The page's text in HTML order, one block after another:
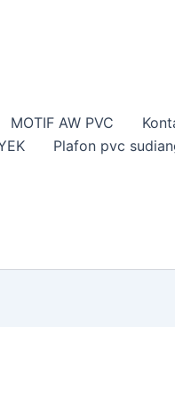
MOTIF AW PVC
Plafon pvc